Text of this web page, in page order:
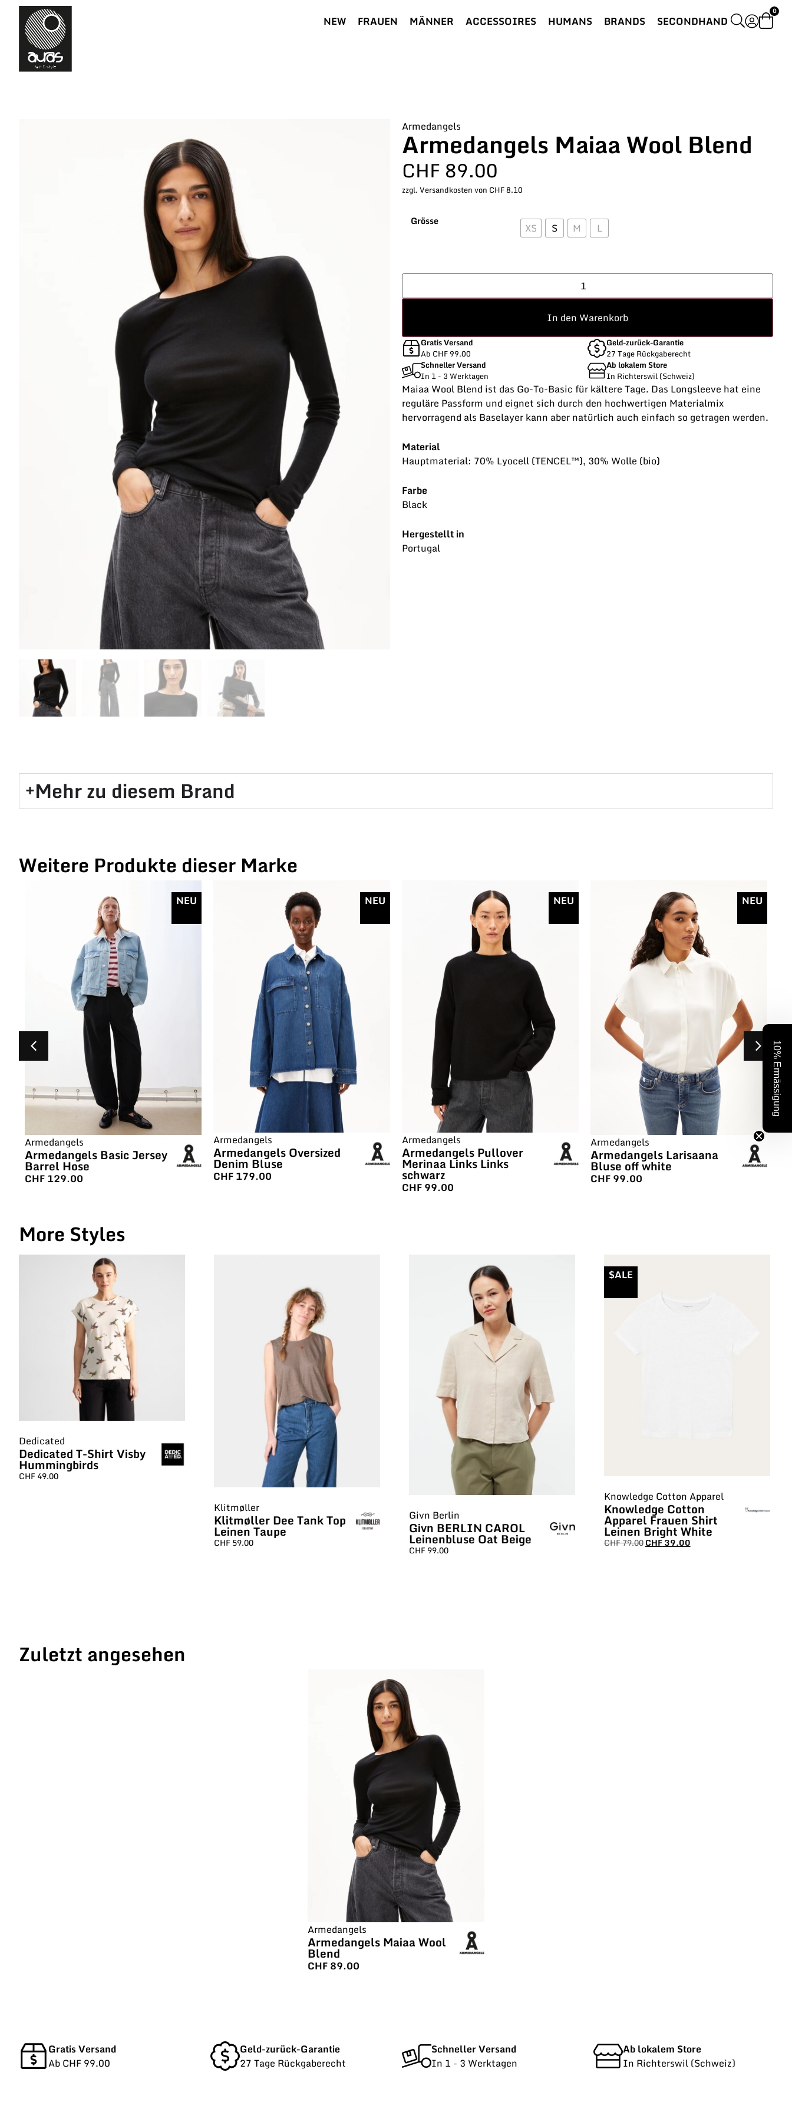
NEW FRAUEN MÄNNER ACCESSOIRES HUMANS BRANDS SECONDHAND
0
Armedangels
Armedangels Maiaa Wool Blend
CHF 89.00
zzgl. Versandkosten von CHF 8.10
Grösse XS S M L
In den Warenkorb
Gratis Versand
Ab CHF 99.00
Geld-zurück-Garantie
27 Tage Rückgaberecht
Schneller Versand
In 1 - 3 Werktagen
Ab lokalem Store
In Richterswil (Schweiz)
Maiaa Wool Blend ist das Go-To-Basic für kältere Tage. Das Longsleeve hat eine
reguläre Passform und eignet sich durch den hochwertigen Materialmix
hervorragend als Baselayer kann aber natürlich auch einfach so getragen werden.
Material
Hauptmaterial: 70% Lyocell (TENCEL™), 30% Wolle (bio)
Farbe
Black
Hergestellt in
Portugal
Mehr zu diesem Brand​
Weitere Produkte dieser Marke
NEU
Armedangels
Armedangels Basic Jersey
Barrel Hose
CHF129.00
NEU
Armedangels
Armedangels Oversized
Denim Bluse
CHF179.00
NEU
Armedangels
Armedangels Pullover
Merinaa Links Links
schwarz
CHF99.00
NEU
Armedangels
Armedangels Larisaana
Bluse off white
CHF99.00
More Styles
Dedicated
Dedicated T-Shirt Visby
Hummingbirds
CHF 49.00
Klitmøller
Klitmøller Dee Tank Top
Leinen Taupe
CHF 59.00
Givn Berlin
Givn BERLIN CAROL
Leinenbluse Oat Beige
CHF 99.00
$ALE
Knowledge Cotton Apparel
Knowledge Cotton
Apparel Frauen Shirt
Leinen Bright White
CHF79.00 CHF39.00
Zuletzt angesehen
Armedangels
Armedangels Maiaa Wool
Blend
CHF89.00
Gratis Versand
Ab CHF 99.00
Geld-zurück-Garantie
27 Tage Rückgaberecht
Schneller Versand
In 1 - 3 Werktagen
Ab lokalem Store
In Richterswil (Schweiz)
10% Ermässigung